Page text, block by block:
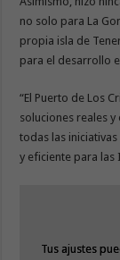
no solo para La
propia isla de
para el desarrollo
“El Puerto de Los
soluciones reales
todas las
y eficiente para las
Tus ajustes
Tus ajustes